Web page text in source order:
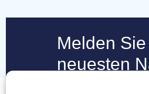
Melden
neuesten
Matters-